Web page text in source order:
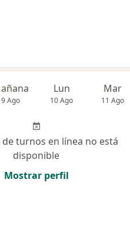
9 Ago
Lun
10 Ago
Mar
11 Ago
de turnos en línea no está
disponible
Mostrar perfil